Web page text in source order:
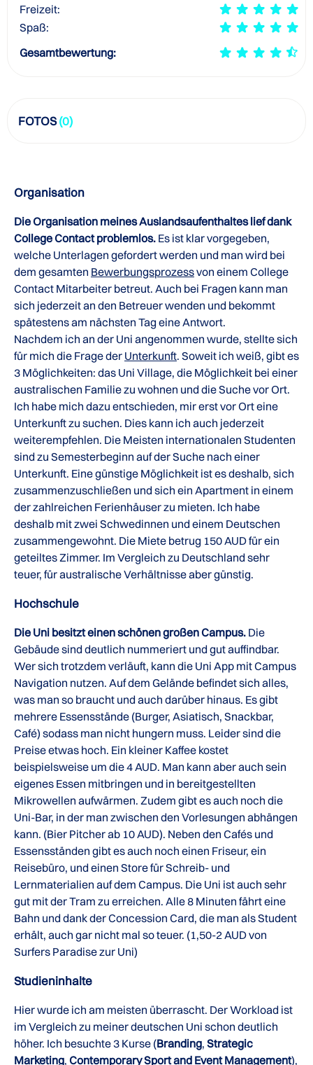
Freizeit:
Spaß:
Gesamtbewertung:
FOTOS(0)
Organisation
Die Organisation meines Auslandsaufenthaltes lief dank
College Contact problemlos. Es ist klar vorgegeben,
welche Unterlagen gefordert werden und man wird bei
dem gesamten Bewerbungsprozessvon einem College
Contact Mitarbeiter betreut. Auch bei Fragen kann man
sich jederzeit an den Betreuer wenden und bekommt
spätestens am nächsten Tag eine Antwort.
Nachdem ich an der Uni angenommen wurde, stellte sich
für mich die Frage der Unterkunft. Soweit ich weiß, gibt es
3 Möglichkeiten: das Uni Village, die Möglichkeit bei einer
australischen Familie zu wohnen und die Suche vor Ort.
Ich habe mich dazu entschieden, mir erst vor Ort eine
Unterkunft zu suchen. Dies kann ich auch jederzeit
weiterempfehlen. Die Meisten internationalen Studenten
sind zu Semesterbeginn auf der Suche nach einer
Unterkunft. Eine günstige Möglichkeit ist es deshalb, sich
zusammenzuschließen und sich ein Apartment in einem
der zahlreichen Ferienhäuser zu mieten. Ich habe
deshalb mit zwei Schwedinnen und einem Deutschen
zusammengewohnt. Die Miete betrug 150 AUD für ein
geteiltes Zimmer. Im Vergleich zu Deutschland sehr
teuer, für australische Verhältnisse aber günstig.
Hochschule
Die Uni besitzt einen schönen großen Campus. Die
Gebäude sind deutlich nummeriert und gut auffindbar.
Wer sich trotzdem verläuft, kann die Uni App mit Campus
Navigation nutzen. Auf dem Gelände befindet sich alles,
was man so braucht und auch darüber hinaus. Es gibt
mehrere Essensstände (Burger, Asiatisch, Snackbar,
Café) sodass man nicht hungern muss. Leider sind die
Preise etwas hoch. Ein kleiner Kaffee kostet
beispielsweise um die 4 AUD. Man kann aber auch sein
eigenes Essen mitbringen und in bereitgestellten
Mikrowellen aufwärmen. Zudem gibt es auch noch die
Uni-Bar, in der man zwischen den Vorlesungen abhängen
kann. (Bier Pitcher ab 10 AUD). Neben den Cafés und
Essensständen gibt es auch noch einen Friseur, ein
Reisebüro, und einen Store für Schreib- und
Lernmaterialien auf dem Campus. Die Uni ist auch sehr
gut mit der Tram zu erreichen. Alle 8 Minuten fährt eine
Bahn und dank der Concession Card, die man als Student
erhält, auch gar nicht mal so teuer. (1,50-2 AUD von
Surfers Paradise zur Uni)
Studieninhalte
Hier wurde ich am meisten überrascht. Der Workload ist
im Vergleich zu meiner deutschen Uni schon deutlich
höher. Ich besuchte 3 Kurse (Branding, Strategic
Marketing, Contemporary Sport and Event Management),